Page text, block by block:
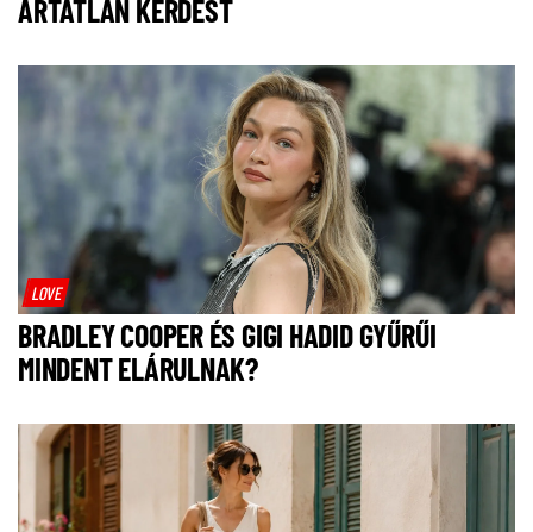
ÁRTATLAN KÉRDÉST
LOVE
BRADLEY COOPER ÉS GIGI HADID GYŰRŰI
MINDENT ELÁRULNAK?